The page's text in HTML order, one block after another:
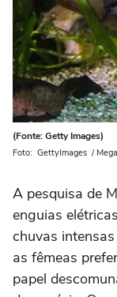
(Fonte: Getty Images)
Foto: GettyImages /
A pesquisa de
enguias
chuvas
as fêmeas
papel